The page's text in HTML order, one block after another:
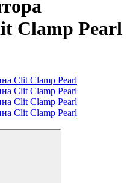
Clamp Pearl